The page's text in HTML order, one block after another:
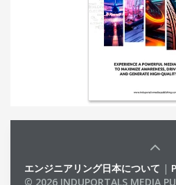
エンジニアリング日本について |
© 2026 INDUPORTALS MEDIA